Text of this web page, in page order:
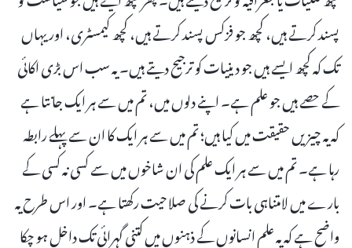
پسند کرتے ہیں، کچھ جو فزکس پسند کرتے ہیں، کچھ کیمسٹری، اور یہاں
تک کہ کچھ ایسے ہیں جو دینیات کو ترجیح دیتے ہیں۔ یہ سب اس بڑی اکائی
کے حصے ہیں جو علم ہے۔ اپنے دلوں میں، تم میں سے ہر ایک جانتا ہے
کہ یہ چیزیں حقیقت میں کیا ہیں؛ تم میں سے ہر ایک کا ان سے پہلے رابطہ
رہا ہے۔ تم میں سے ہر ایک علم کی ان شاخوں میں سے کسی نہ کسی کے
بارے میں لامتناہی بات کرنے کی صلاحیت رکھتا ہے۔ اور اس طرح یہ
واضح ہے کہ یہ علم انسانوں کے ذہنوں میں کتنی گہرائی تک داخل ہو چکا